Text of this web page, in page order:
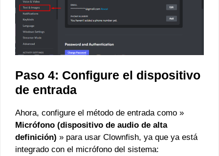
Paso 4: Configure el dispositivo
de entrada
Ahora, configure el método de entrada como »
Micrófono (dispositivo de audio de alta
definición) » para usar Clownfish, ya que ya está
integrado con el micrófono del sistema: